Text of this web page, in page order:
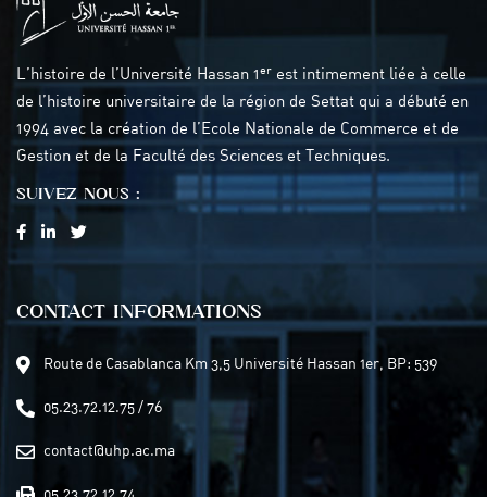
L’histoire de l’Université Hassan 1er est intimement liée à celle
de l’histoire universitaire de la région de Settat qui a débuté en
1994 avec la création de l’Ecole Nationale de Commerce et de
Gestion et de la Faculté des Sciences et Techniques.
SUIVEZ NOUS :
CONTACT INFORMATIONS
Route de Casablanca Km 3,5 Université Hassan 1er, BP: 539
05.23.72.12.75 / 76
contact@uhp.ac.ma